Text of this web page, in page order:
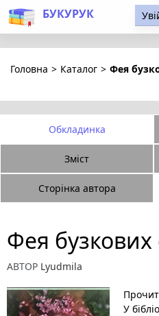
БУКУРУК
Головна > Каталог > Фея
Обкладинка
Зміст
Сторінка автора
Фея бузкових
АВТОР Lyudmila
У